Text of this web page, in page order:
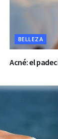
BELLEZA
Acné: el